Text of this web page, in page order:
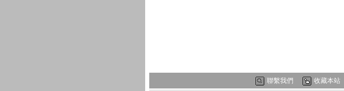
聯繫我們 收藏本站